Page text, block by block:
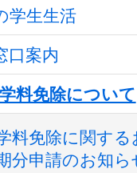
学生生活
口案内
料免除について
料免除に関する
分申請のお知ら